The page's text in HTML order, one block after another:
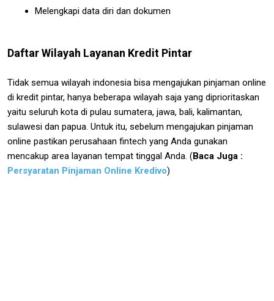
Melengkapi data diri dan dokumen
Daftar Wilayah Layanan Kredit Pintar
Tidak semua wilayah indonesia bisa mengajukan pinjaman online
di kredit pintar, hanya beberapa wilayah saja yang diprioritaskan
yaitu seluruh kota di pulau sumatera, jawa, bali, kalimantan,
sulawesi dan papua. Untuk itu, sebelum mengajukan pinjaman
online pastikan perusahaan fintech yang Anda gunakan
mencakup area layanan tempat tinggal Anda. (Baca Juga :
Persyaratan Pinjaman Online Kredivo)